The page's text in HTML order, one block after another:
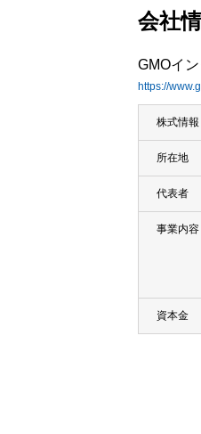
会社
GMOイ
https://
株式情報
所在地
代表者
事業内容
資本金